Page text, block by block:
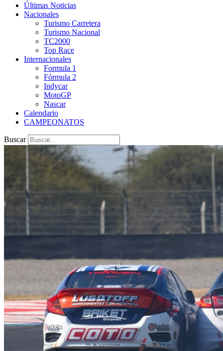
Últimas Noticias
Nacionales
Turismo Carretera
Turismo Nacional
TC2000
Top Race
Internacionales
Formula 1
Fórmula 2
Indycar
MotoGP
Nascar
Calendario
CAMPEONATOS
Buscar